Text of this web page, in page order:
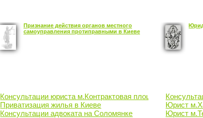
Признание действия органов местного
самоуправления протиправными в Киеве
Консультации юриста м.Контрактовая площадь
Приватизация жилья в Киеве
Консультации адвоката на Соломянке
Юрист
Юрист